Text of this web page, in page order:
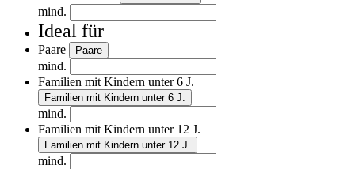
mind.
Ideal für
Paare Paare
mind.
Familien mit Kindern unter 6 J.
Familien mit Kindern unter 6 J.
mind.
Familien mit Kindern unter 12 J.
Familien mit Kindern unter 12 J.
mind.